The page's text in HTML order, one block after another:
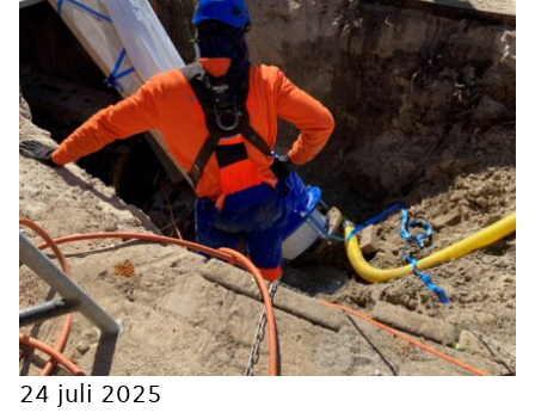
Meld je aan voor onze
update
Blijf moeiteloos op de hoogte van al het
reilen en zeilen rond de bruggen en
kademuren in Amsterdam. Meld je aan voor
onze updates en je mist geen verhaal!
E-mailadres
24 juli 2025